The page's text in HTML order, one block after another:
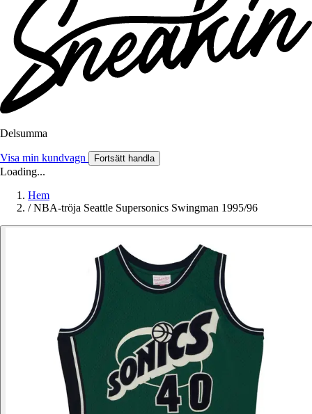
Delsumma
Visa min kundvagn Fortsätt handla
Loading...
Hem
/ NBA-tröja Seattle Supersonics Swingman 1995/96